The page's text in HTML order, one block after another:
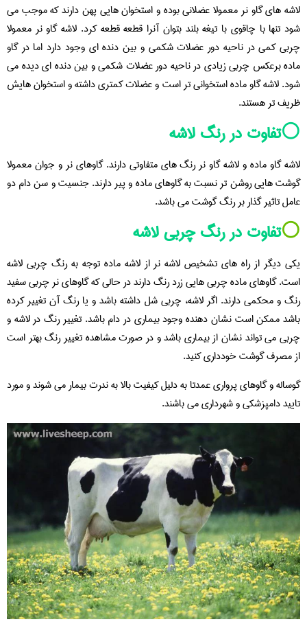
لاشه های گاو نر معمولا عضلانی بوده و استخوان هایی پهن دارند که موجب می
شود تنها با چاقوی با تیغه بلند بتوان آنرا قطعه قطعه کرد. لاشه گاو نر معمولا
چربی کمی در ناحیه دور عضلات شکمی و بین دنده ای وجود دارد اما در گاو
ماده برعکس چربی زیادی در ناحیه دور عضلات شکمی و بین دنده ای دیده می
شود. لاشه گاو ماده استخوانی تر است و عضلات کمتری داشته و استخوان هایش
ظریف تر هستند.
⚪️تفاوت در رنگ لاشه
لاشه گاو ماده و لاشه گاو نر رنگ های متفاوتی دارند. گاوهای نر و جوان معمولا
گوشت هایی روشن تر نسبت به گاوهای ماده و پیر دارند. جنسیت و سن دام دو
عامل تاثیر گذار بر رنگ گوشت می باشد.
⚪️تفاوت در رنگ چربی لاشه
یکی دیگر از راه های تشخیص لاشه نر از لاشه ماده توجه به رنگ چربی لاشه
است. گاوهای ماده چربی هایی زرد رنگ دارند در حالی که گاوهای نر چربی سفید
رنگ و محکمی دارند. اگر لاشه، چربی شل داشته باشد و یا رنگ آن تغییر کرده
باشد ممکن است نشان دهنده وجود بیماری در دام باشد. تغییر رنگ در لاشه و
چربی می تواند نشان از بیماری باشد و در صورت مشاهده تغییر رنگ بهتر است
از مصرف گوشت خودداری کنید.
گوساله و گاوهای پرواری عمدتا به دلیل کیفیت بالا به ندرت بیمار می شوند و مورد
تایید دامپزشکی و شهرداری می باشند.